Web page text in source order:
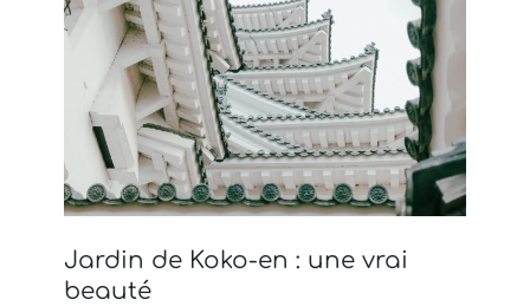
Jardin de Koko-en : une vrai
beauté